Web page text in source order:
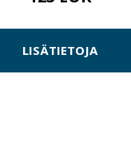
LISÄTIETOJA